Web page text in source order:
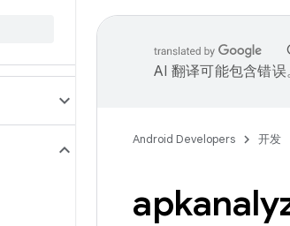
AI 翻译可能包含错误
Android Developers 开发